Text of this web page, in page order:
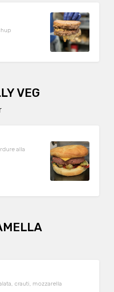
VEG
alla
crauti, mozzarella